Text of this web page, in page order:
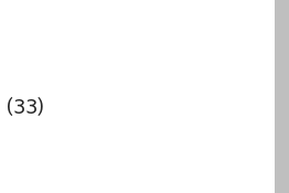
(33)